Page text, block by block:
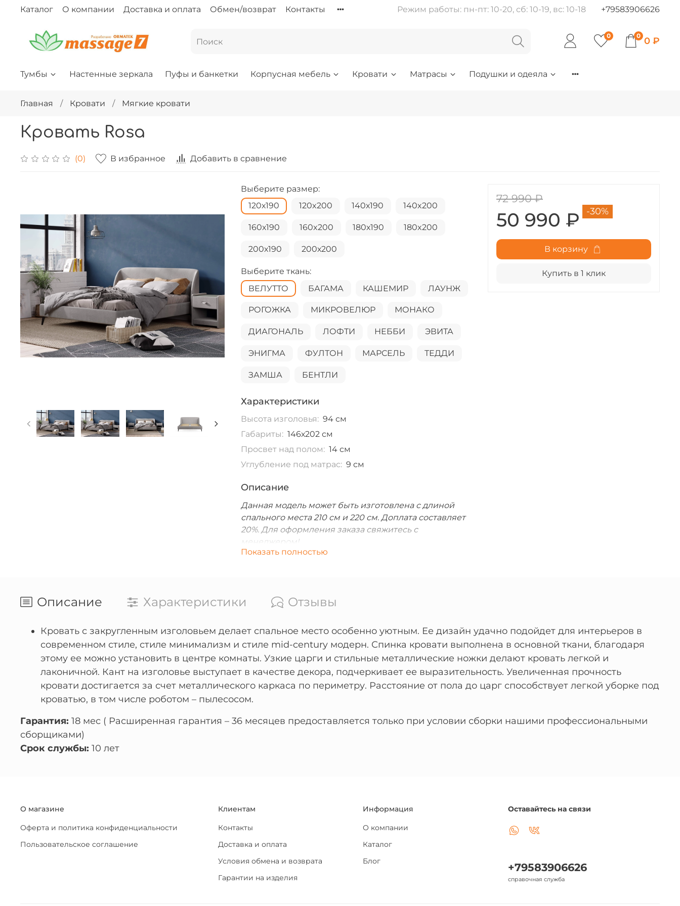
Каталог О компании Доставка и оплата Обмен/возврат Контакты Режим работы: пн-пт: 10-20, сб: 10-19, вс: 10-18 +79583906626
0 0 0 ₽
Тумбы Настенные зеркала Пуфы и банкетки Корпусная мебель Кровати Матрасы Подушки и одеяла
Главная Кровати Мягкие кровати
Кровать Rosa
(0) В избранное Добавить в сравнение
Выберите размер:
120х190
120x200 140х190 140x200
160х190 160x200 180х190 180x200
200х190 200х200
Выберите ткань:
ВЕЛУТТО
БАГАМА КАШЕМИР ЛАУНЖ
РОГОЖКА МИКРОВЕЛЮР МОНАКО
ДИАГОНАЛЬ ЛОФТИ НЕББИ ЭВИТА
ЭНИГМА ФУЛТОН МАРСЕЛЬ ТЕДДИ
ЗАМША БЕНТЛИ
Характеристики
Высота изголовья: 94 см
Габариты: 146х202 см
Просвет над полом: 14 см
Углубление под матрас: 9 см
Описание
Данная модель может быть изготовлена с длиной
спального места 210 см и 220 см. Доплата составляет
20%. Для оформления заказа свяжитесь с
менеджером!
Показать полностью
72 990 ₽
50 990 ₽ -30%
В корзину
Купить в 1 клик
Описание Характеристики Отзывы
Кровать с закругленным изголовьем делает спальное место особенно уютным. Ее дизайн удачно подойдет для интерьеров в
современном стиле, стиле минимализм и стиле mid-century модерн. Спинка кровати выполнена в основной ткани, благодаря
этому ее можно установить в центре комнаты. Узкие царги и стильные металлические ножки делают кровать легкой и
лаконичной. Кант на изголовье выступает в качестве декора, подчеркивает ее выразительность. Увеличенная прочность
кровати достигается за счет металлического каркаса по периметру. Расстояние от пола до царг способствует легкой уборке под
кроватью, в том числе роботом – пылесосом.
Гарантия: 18 мес ( Расширенная гарантия – 36 месяцев предоставляется только при условии сборки нашими профессиональными
сборщиками)
Срок службы: 10 лет
О магазине
Оферта и политика конфиденциальности
Пользовательское соглашение
Клиентам
Контакты
Доставка и оплата
Условия обмена и возврата
Гарантии на изделия
Информация
О компании
Каталог
Блог
Оставайтесь на связи
+79583906626
справочная служба